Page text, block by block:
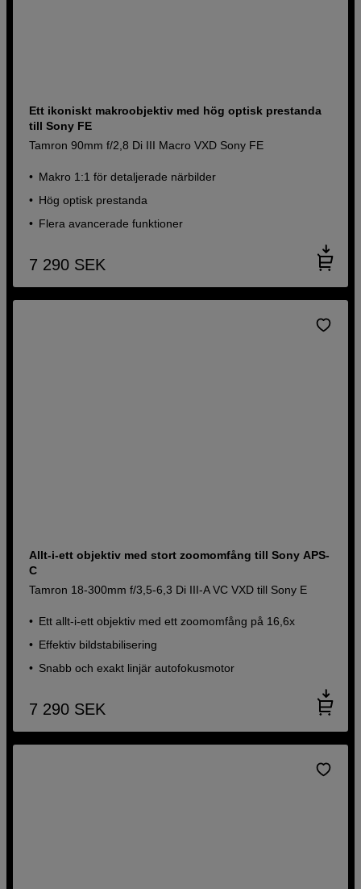
Ett ikoniskt makroobjektiv med hög optisk prestanda
till Sony FE
Tamron 90mm f/2,8 Di III Macro VXD Sony FE
Makro 1:1 för detaljerade närbilder
Hög optisk prestanda
Flera avancerade funktioner
7 290 SEK
Allt-i-ett objektiv med stort zoomomfång till Sony APS-
C
Tamron 18-300mm f/3,5-6,3 Di III-A VC VXD till Sony E
Ett allt-i-ett objektiv med ett zoomomfång på 16,6x
Effektiv bildstabilisering
Snabb och exakt linjär autofokusmotor
7 290 SEK